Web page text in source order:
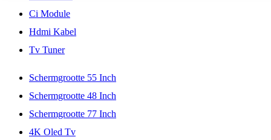
Ci Module
Hdmi Kabel
Tv Tuner
Schermgrootte 55 Inch
Schermgrootte 48 Inch
Schermgrootte 77 Inch
4K Oled Tv